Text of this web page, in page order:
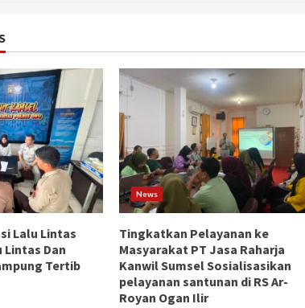
Lalu Lintas
Lintas Dan
Tertib
News
Tingkatkan Pelayanan ke
Masyarakat PT Jasa Raharja
Kanwil Sumsel Sosialisasikan
pelayanan santunan di RS Ar-
Royan Ogan Ilir